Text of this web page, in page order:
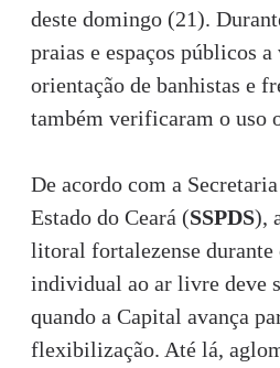
deste domingo (21).
praias e espaços públicos
orientação de banhistas e
também verificaram o uso
De acordo com a
Estado do Ceará (SSPDS),
litoral fortalezense
individual ao ar livre deve
quando a Capital avança
flexibilização. Até lá,